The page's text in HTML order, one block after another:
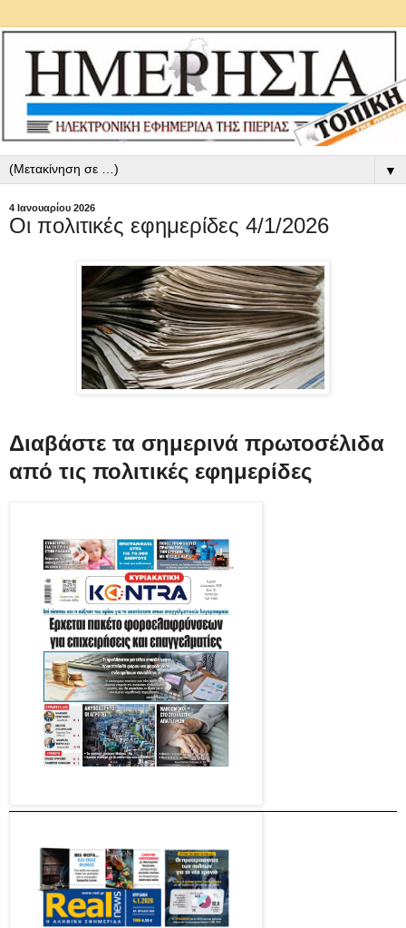
▼
4 Ιανουαρίου 2026
Οι πολιτικές εφημερίδες 4/1/2026
Διαβάστε τα σημερινά πρωτοσέλιδα
από τις πολιτικές εφημερίδες